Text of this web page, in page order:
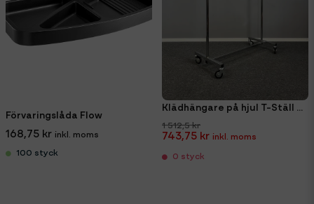
Förvaringslåda Flow
168,75 kr
100 styck
Klädhängare på hjul T-Ställ Compact
1 512,5 kr
743,75 kr
0 styck